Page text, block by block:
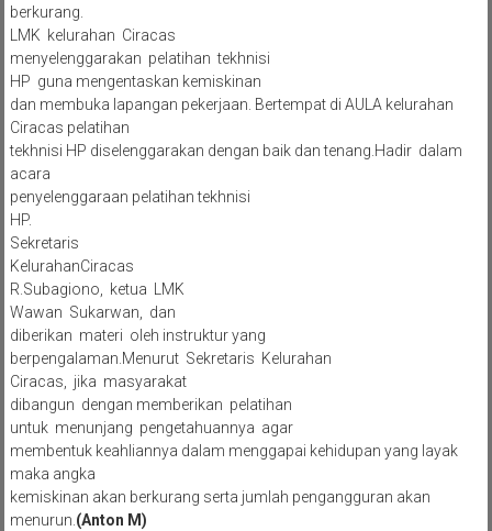
berkurang.
LMK kelurahan Ciracas
menyelenggarakan pelatihan tekhnisi
HP guna mengentaskan kemiskinan
dan membuka lapangan pekerjaan. Bertempat di AULA kelurahan
Ciracas pelatihan
tekhnisi HP diselenggarakan dengan baik dan tenang.Hadir dalam
acara
penyelenggaraan pelatihan tekhnisi
HP.
Sekretaris
KelurahanCiracas
R.Subagiono, ketua LMK
Wawan Sukarwan, dan
diberikan materi oleh instruktur yang
berpengalaman.Menurut Sekretaris Kelurahan
Ciracas, jika masyarakat
dibangun dengan memberikan pelatihan
untuk menunjang pengetahuannya agar
membentuk keahliannya dalam menggapai kehidupan yang layak
maka angka
kemiskinan akan berkurang serta jumlah pengangguran akan
menurun. (Anton M)